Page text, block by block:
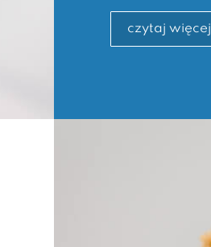
czytaj więcej